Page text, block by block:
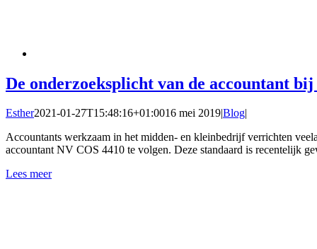
De onderzoeksplicht van de accountant
Esther2021-01-27T15:48:16+01:0016 mei 2019|Blog|
Accountants werkzaam in het midden- en kleinbedrijf verrichten
accountant NV COS 4410 te volgen. Deze standaard is recentelijk
Lees meer